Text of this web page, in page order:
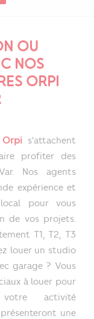
OU
NOS
ORPI
Orpi s'attachent
profiter des
Nos agents
expérience et
pour vous
de vos projets.
T1, T2, T3
louer un studio
garage ? Vous
à louer pour
activité
une